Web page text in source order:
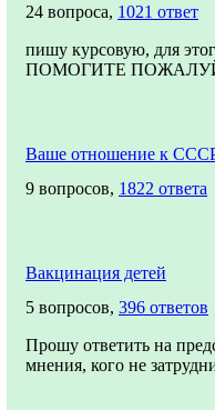
24 вопроса, 1021 ответ
пишу курсовую, для
ПОМОГИТЕ
Ваше отношение к
9 вопросов, 1822 ответа
Вакцинация детей
5 вопросов, 396 ответов
Прошу ответить на
мнения, кого не